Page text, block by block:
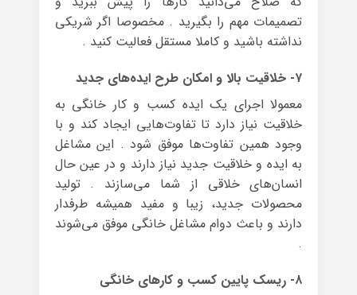
تصمیمات مهم را بگیرید . مخصوصا اگر شریکی
نداشته باشید و کاملا مستقل فعالیت کنید .
۷- خلاقیت بالا و امکان طرح ایده‌های جدید
معمولا اجرای یک ایده کسب و کار خانگی به
خلاقیت نیاز دارد تا تفاوت‌هایی ایجاد کند و با
وجود همین تفاوت‌ها موفق شود . این مشاغل
به ایده و خلاقیت جدید نیاز دارند و در عین حال
انسان‌های خلاقی از شما می‌سازند . تولید
محصولات جدید، زیبا و مفید همیشه طرفدار
دارند و باعث دوام مشاغل خانگی موفق می‌شوند
.
۸- ریسک پایین کسب و کارهای خانگی